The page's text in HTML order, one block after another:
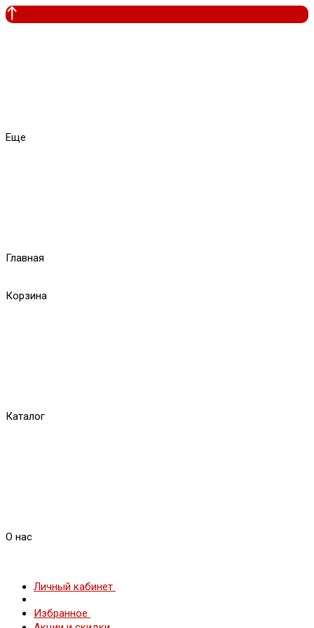
Еще
Главная
Корзина
Каталог
О нас
Личный кабинет
Избранное